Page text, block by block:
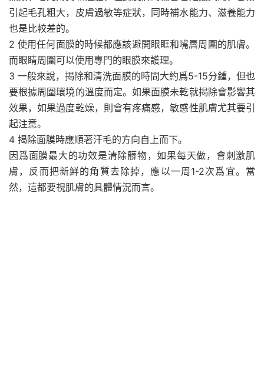
引起毛孔粗大，皮膚過敏等症狀，同時補水能力、滋養能力
也是比較差的。
2 使用任何面膜的時候都應該避開眼眶和嘴唇周圍的肌膚。
而眼睛周圍可以使用專門的眼膜來護理。
3 一般來說，揭除和清洗面膜的時間大約爲5-15分鍾，但也
要根據周圍環境的溫度而定。如果面膜未乾就揭除會影響其
效果，如果過度乾燥，則會有疼痛感，敏感性肌膚尤其要引
起注意。
4 揭除面膜時應順著汗毛的方向自上而下。
因爲面膜最大的功效是清除髒物，如果每天做，會刺激肌
膚，反而把新鮮的角質去除掉，應以一周1-2次爲宜。當
然，這都要視肌膚的具體情況而言。